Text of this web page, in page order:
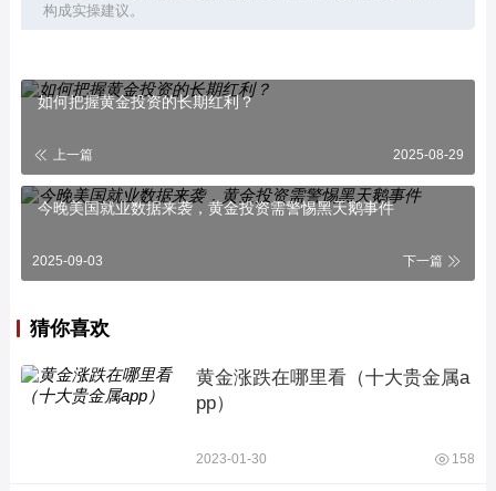
构成实操建议。
如何把握黄金投资的长期红利？
上一篇 2025-08-29
今晚美国就业数据来袭，黄金投资需警惕黑天鹅事件
2025-09-03 下一篇
猜你喜欢
黄金涨跌在哪里看（十大贵金属a
pp）
2023-01-30 158